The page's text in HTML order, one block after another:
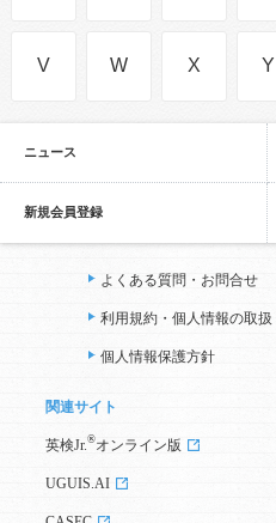
V W X Y
ニュース
新規会員登録
よくある質問・お問合せ
利用規約・個人情報の取扱
個人情報保護方針
関連サイト
英検Jr. ®オンライン版
UGUIS.AI